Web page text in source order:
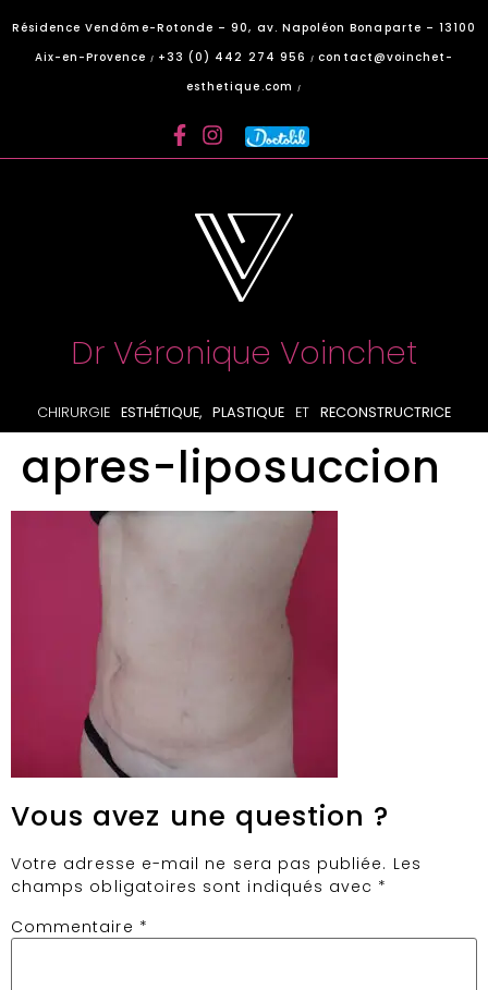
Résidence Vendôme-Rotonde – 90, av. Napoléon Bonaparte – 13100
Aix-en-Provence
/ +33 (0) 442 274 956/contact@voinchet-
esthetique.com
/
Dr Véronique Voinchet
CHIRURGIE ESTHÉTIQUE, PLASTIQUE ET RECONSTRUCTRICE
apres-liposuccion
Vous avez une question ?
Votre adresse e-mail ne sera pas publiée. Les
champs obligatoires sont indiqués avec *
Commentaire *